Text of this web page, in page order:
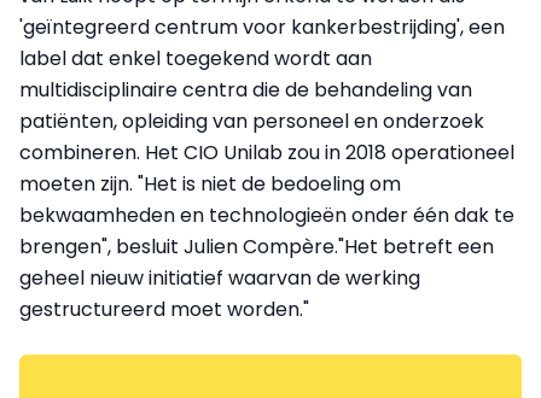
'geïntegreerd centrum voor kankerbestrijding', een
label dat enkel toegekend wordt aan
multidisciplinaire centra die de behandeling van
patiënten, opleiding van personeel en onderzoek
combineren. Het CIO Unilab zou in 2018 operationeel
moeten zijn. "Het is niet de bedoeling om
bekwaamheden en technologieën onder één dak te
brengen", besluit Julien Compère."Het betreft een
geheel nieuw initiatief waarvan de werking
gestructureerd moet worden."